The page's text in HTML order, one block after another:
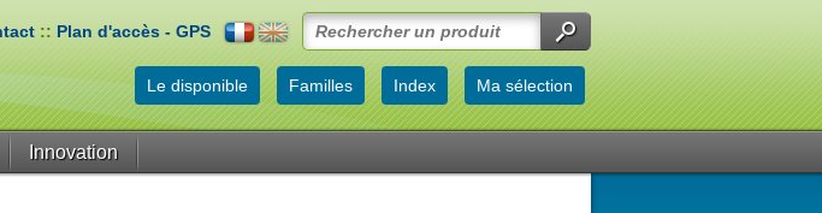
:: Plan d'accès - GPS
Le disponible Familles Index Ma sélection
Innovation